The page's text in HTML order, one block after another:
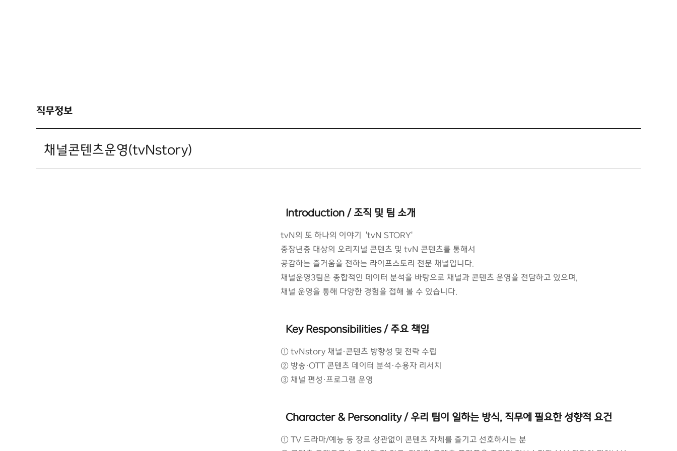
직무정보
채널콘텐츠운영(tvNstory)
Introduction / 조직 및 팀 소개
tvN의 또 하나의 이야기 'tvN STORY'
중장년층 대상의 오리지널 콘텐츠 및 tvN 콘텐츠를 통해서
공감하는 즐거움을 전하는 라이프스토리 전문 채널입니다.
채널운영3팀은 종합적인 데이터 분석을 바탕으로 채널과 콘텐츠 운영을 전담하고 있으며,
채널 운영을 통해 다양한 경험을 접해 볼 수 있습니다.
Key Responsibilities / 주요 책임
① tvNstory 채널·콘텐츠 방향성 및 전략 수립
② 방송·OTT 콘텐츠 데이터 분석·수용자 리서치
③ 채널 편성·프로그램 운영
Character & Personality / 우리 팀이 일하는 방식, 직무에 필요한 성향적 요건
① TV 드라마/예능 등 장르 상관없이 콘텐츠 자체를 즐기고 선호하시는 분